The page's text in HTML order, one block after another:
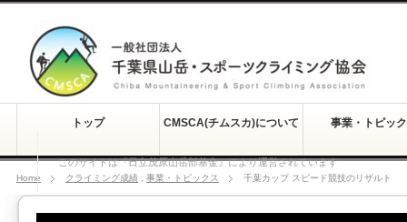
このサイトは『日立茂原山岳部基金』により運営されています
トップ CMSCA(チムスカ)について 事業・トピッ
Home クライミング成績 事業・トピックス 千葉カップ スピード競技のリザルト